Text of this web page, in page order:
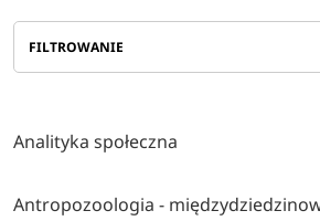
FILTROWANIE
Analityka społeczna